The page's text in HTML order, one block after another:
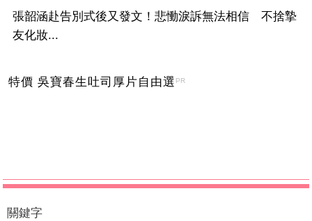
張韶涵赴告別式後又發文！悲慟淚訴無法相信 不捨摯
友化妝...
特價 吳寶春生吐司厚片自由選 PR
關鍵字